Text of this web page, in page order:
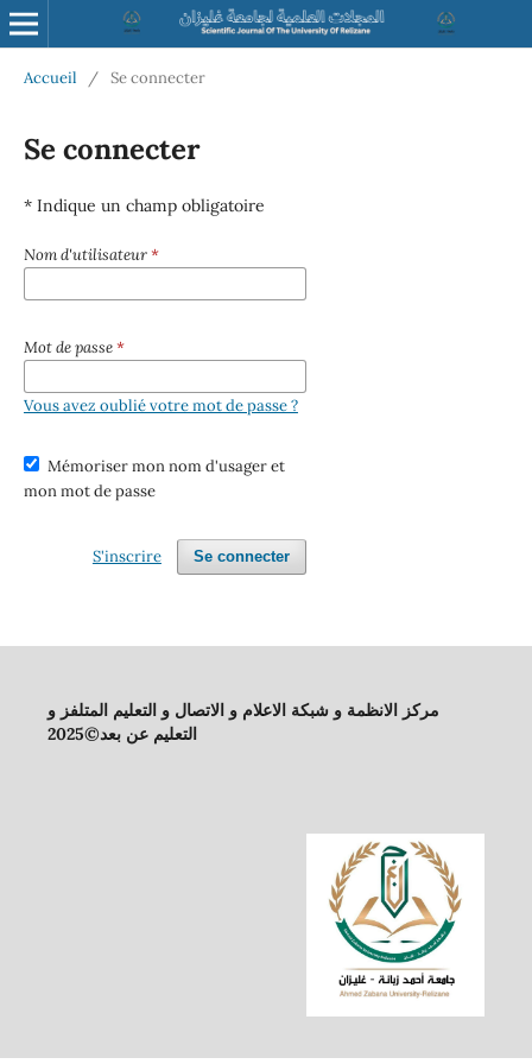
Accueil / Se connecter
Se connecter
* Indique un champ obligatoire
Nom d'utilisateur*
Mot de passe*
Vous avez oublié votre mot de passe ?
Mémoriser mon nom d'usager et
mon mot de passe
Se connecter
S'inscrire
مركز الانظمة و شبكة الاعلام و الاتصال و التعليم المتلفز و
التعليم عن بعد©2025